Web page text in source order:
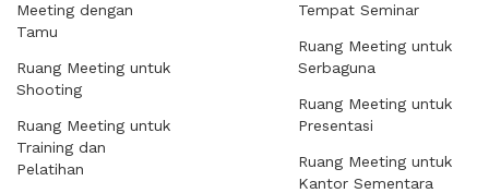
Meeting dengan
Tamu
Ruang Meeting untuk
Shooting
Ruang Meeting untuk
Training dan
Pelatihan
Tempat Seminar
Ruang Meeting untuk
Serbaguna
Ruang Meeting untuk
Presentasi
Ruang Meeting untuk
Kantor Sementara